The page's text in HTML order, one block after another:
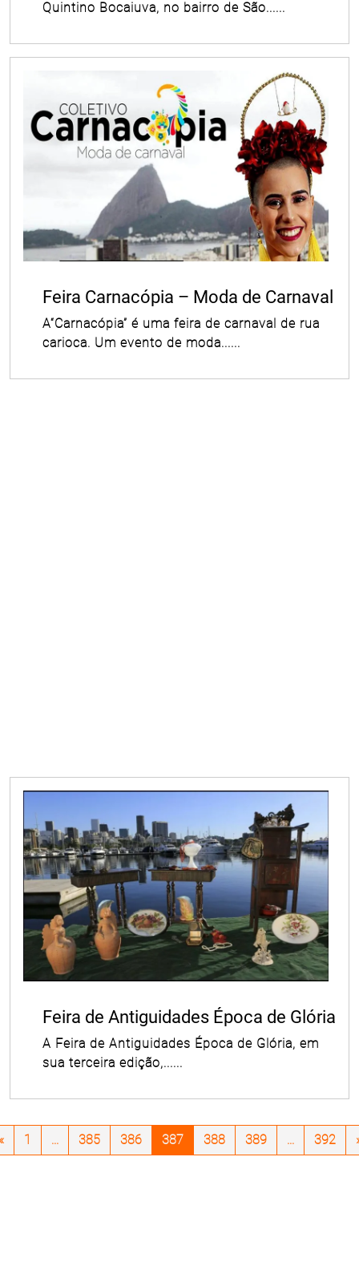
Quintino Bocaiuva, no bairro de São......
Feira Carnacópia – Moda de Carnaval
A“Carnacópia” é uma feira de carnaval de rua
carioca. Um evento de moda......
Feira de Antiguidades Época de Glória
A Feira de Antiguidades Época de Glória, em
sua terceira edição,......
1 ... 385 386 387 388 389 ... 392